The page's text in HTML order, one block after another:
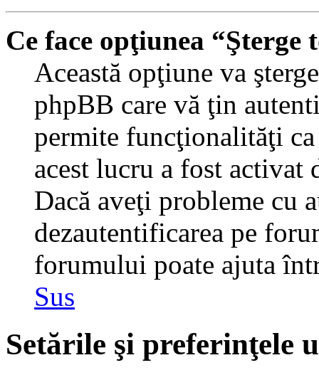
Ce face opţiunea
Această opţiune va
phpBB care vă ţin
permite funcţionalităţi
acest lucru a fost
Dacă aveţi probleme cu
dezautentificarea pe
forumului poate ajuta
Sus
Setările şi preferinţele